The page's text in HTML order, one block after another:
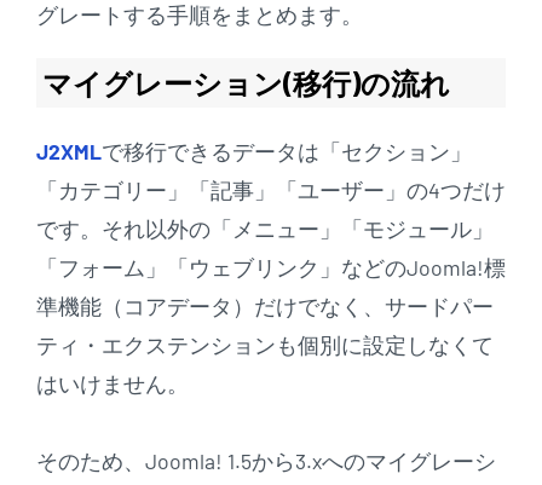
グレートする手順をまとめます。
マイグレーション(移行)の流れ
J2XMLで移行できるデータは「セクション」
「カテゴリー」「記事」「ユーザー」の4つだけ
です。それ以外の「メニュー」「モジュール」
「フォーム」「ウェブリンク」などのJoomla!標
準機能（コアデータ）だけでなく、サードパー
ティ・エクステンションも個別に設定しなくて
はいけません。
そのため、Joomla! 1.5から3.xへのマイグレーシ